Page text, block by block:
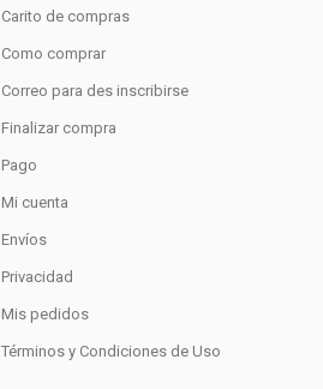
Carito de compras
Como comprar
Correo para des inscribirse
Finalizar compra
Pago
Mi cuenta
Envíos
Privacidad
Mis pedidos
Términos y Condiciones de Uso